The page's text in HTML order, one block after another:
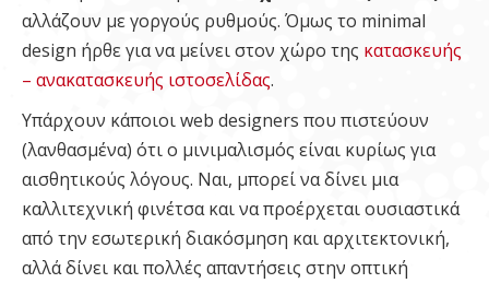
αλλάζουν με γοργούς ρυθμούς. Όμως το minimal
design ήρθε για να μείνει στον χώρο της κατασκευής
– ανακατασκευής ιστοσελίδας.
Υπάρχουν κάποιοι web designers που πιστεύουν
(λανθασμένα) ότι ο μινιμαλισμός είναι κυρίως για
αισθητικούς λόγους. Ναι, μπορεί να δίνει μια
καλλιτεχνική φινέτσα και να προέρχεται ουσιαστικά
από την εσωτερική διακόσμηση και αρχιτεκτονική,
αλλά δίνει και πολλές απαντήσεις στην οπτική